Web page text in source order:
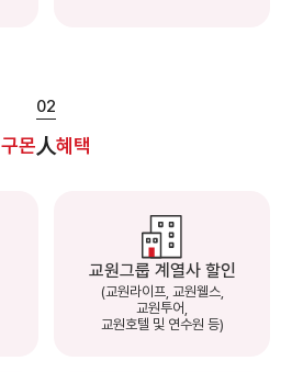
02
구몬人혜택
교원그룹 계열사 할인
(교원라이프, 교원웰스,
교원투어,
교원호텔 및 연수원 등)